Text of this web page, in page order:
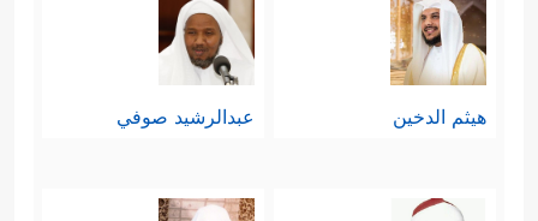
هيثم الدخين عبدالرشيد صوفي